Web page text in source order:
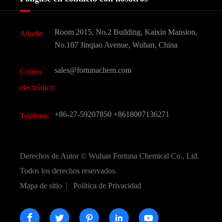
Sabores y fragancias
CAS químico
Todos los productos químicos finos
Preguntas frecuentes (FAQ)
Añadir:
Room 2015, No.2 Building, Kaixin Mansion,
No.107 Jinqiao Avenue, Wuhan, China
Correo
electrónico:
sales@fortunachem.com
Teléfono: +86-27-59207850 +8618007136271
Derechos de Autor © Wuhan Fortuna Chemical Co., Ltd.
Todos los derechos reservados.
Mapa de sitio | Política de Privacidad
    